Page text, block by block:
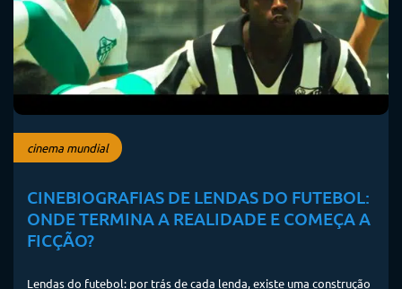
cinema mundial
CINEBIOGRAFIAS DE LENDAS DO FUTEBOL:
ONDE TERMINA A REALIDADE E COMEÇA A
FICÇÃO?
Lendas do futebol: por trás de cada lenda, existe uma construção